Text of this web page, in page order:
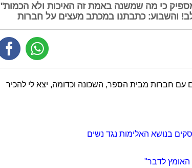
כי מה שמשנה באמת זה האיכות ולא הכמות"
והשבוע: כתבתנו במכתב מעצים על חברות
חברות מבית הספר, השכונה וכדומה, יצא לי להכיר
בנושא האלימות נגד נשים
האומץ לדבר"